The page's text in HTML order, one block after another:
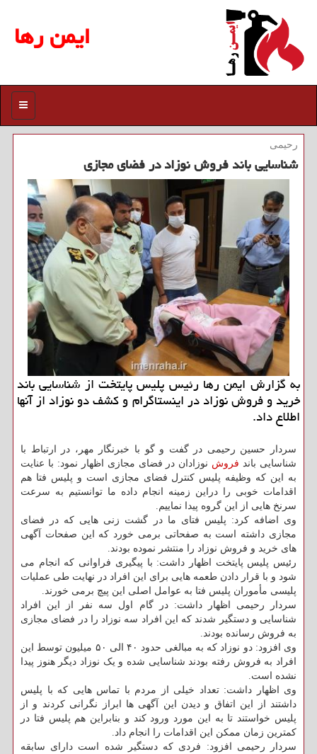
ایمن رها
منو
رحیمی
شناسایی باند فروش نوزاد در فضای مجازی
به گزارش ایمن رها رئیس پلیس پایتخت از شناسایی باند
خرید و فروش نوزاد در اینستاگرام و كشف دو نوزاد از آنها
اطلاع داد.
سردار حسین رحیمی در گفت و گو با خبرنگار مهر، در ارتباط با
شناسایی باند فروش نوزادان در فضای مجازی اظهار نمود: با عنایت
به این که وظیفه پلیس کنترل فضای مجازی است و پلیس فتا هم
اقدامات خوبی را دراین زمینه انجام داده ما توانستیم به سرعت
سرنخ هایی از این گروه پیدا نماییم.
وی اضافه کرد: پلیس فتای ما در گشت زنی هایی که در فضای
مجازی داشته است به صفحاتی برمی خورد که این صفحات آگهی
های خرید و فروش نوزاد را منتشر نموده بودند.
رئیس پلیس پایتخت اظهار داشت: با پیگیری فراوانی که انجام می
شود و با قرار دادن طعمه هایی برای این افراد در نهایت طی عملیات
پلیسی مأموران پلیس فتا به عوامل اصلی این پیچ برمی خورند.
سردار رحیمی اظهار داشت: در گام اول سه نفر از این افراد
شناسایی و دستگیر شدند که این افراد سه نوزاد را در فضای مجازی
به فروش رسانده بودند.
وی افزود: دو نوزاد که به مبالغی حدود ۴۰ الی ۵۰ میلیون توسط این
افراد به فروش رفته بودند شناسایی شده و یک نوزاد دیگر هنوز پیدا
نشده است.
وی اظهار داشت: تعداد خیلی از مردم با تماس هایی که با پلیس
داشتند از این اتفاق و دیدن این آگهی ها ابراز نگرانی کردند و از
پلیس خواستند تا به این مورد ورود کند و بنابراین هم پلیس فتا در
کمترین زمان ممکن این اقدامات را انجام داد.
سردار رحیمی افزود: فردی که دستگیر شده است دارای سابقه